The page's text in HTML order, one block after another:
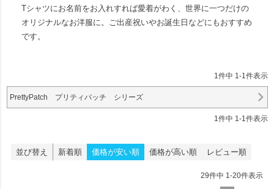
Tシャツにお名前をお入れすれば愛着がわく、世界に一つだけの
オリジナルなお洋服に。ご出産祝いやお誕生日などにもおすすめ
です。
1件中 1-1件表示
PrettyPatch プリティパッチ シリーズ
1件中 1-1件表示
並び替え 新着順 価格が安い順 価格が高い順 レビュー順
29件中 1-20件表示